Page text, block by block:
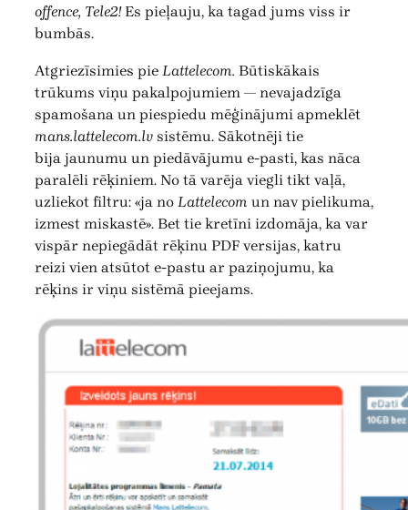
offence, Tele2!Es pieļauju, ka tagad jums viss ir
bumbās.
Atgriezīsimies pie Lattelecom. Būtiskākais
trūkums viņu pakalpojumiem — nevajadzīga
spamošana un piespiedu mēģinājumi apmeklēt
mans.lattelecom.lv sistēmu. Sākotnēji tie
bija jaunumu un piedāvājumu e-pasti, kas nāca
paralēli rēķiniem. No tā varēja viegli tikt vaļā,
uzliekot filtru: «ja no Lattelecom un nav pielikuma,
izmest miskastē». Bet tie kretīni izdomāja, ka var
vispār nepiegādāt rēķinu PDF versijas, katru
reizi vien atsūtot e-pastu ar paziņojumu, ka
rēķins ir viņu sistēmā pieejams.